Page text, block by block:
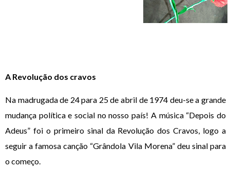
A Revolução dos cravos
Na madrugada de 24 para 25 de abril de 1974 deu-se a grande
mudança política e social no nosso país! A música “Depois do
Adeus” foi o primeiro sinal da Revolução dos Cravos, logo a
seguir a famosa canção “Grândola Vila Morena” deu sinal para
o começo.